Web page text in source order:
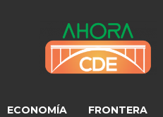
ECONOMÍA FRONTERA